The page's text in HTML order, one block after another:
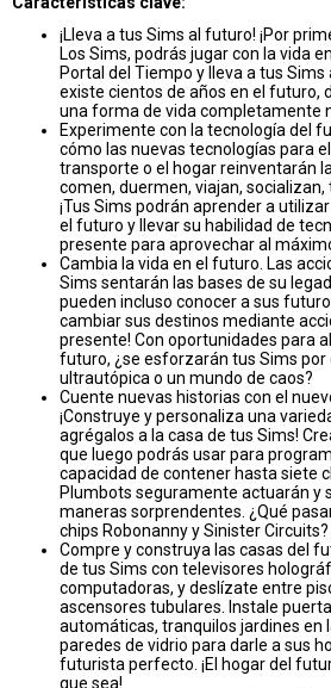
¡Lleva a tus Sims al futuro! ¡Por
Los Sims, podrás jugar con la vida
Portal del Tiempo y lleva a tus
existe cientos de años en el futuro,
una forma de vida completamente
Experimente con la tecnología del
cómo las nuevas tecnologías para
transporte o el hogar reinventarán
comen, duermen, viajan, socializan,
¡Tus Sims podrán aprender a
el futuro y llevar su habilidad de
presente para aprovechar al
Cambia la vida en el futuro. Las
Sims sentarán las bases de su
pueden incluso conocer a sus
cambiar sus destinos mediante
presente! Con oportunidades para
futuro, ¿se esforzarán tus Sims por
ultrautópica o un mundo de caos?
Cuente nuevas historias con el
¡Construye y personaliza una
agrégalos a la casa de tus Sims!
que luego podrás usar para
capacidad de contener hasta siete
Plumbots seguramente actuarán y
maneras sorprendentes. ¿Qué
chips Robonanny y Sinister Circuits?
Compre y construya las casas del
de tus Sims con televisores
computadoras, y deslízate entre
ascensores tubulares. Instale
automáticas, tranquilos jardines en
paredes de vidrio para darle a sus
futurista perfecto. ¡El hogar del
que sea!